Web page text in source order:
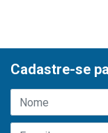
Cadastre-se